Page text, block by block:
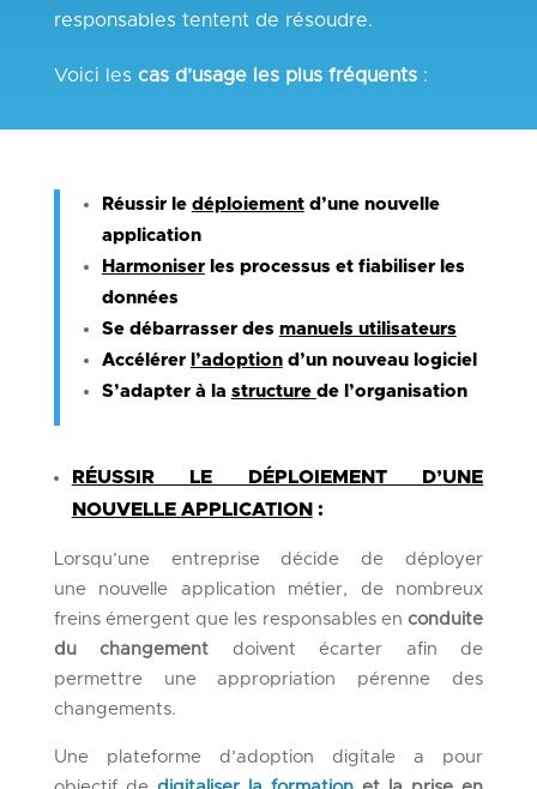
responsables tentent de résoudre.
Voici les cas d’usage les plus fréquents:
Réussir le déploiementd’une nouvelle
application
Harmoniserles processus et fiabiliser les
données
Se débarrasser des manuels utilisateurs
Accélérer l’adoptiond’un nouveau logiciel
S’adapter à la structure de l’organisation
RÉUSSIR LE DÉPLOIEMENT D’UNE
NOUVELLE APPLICATION :
Lorsqu’une entreprise décide de déployer
une nouvelle application métier, de nombreux
freins émergent que les responsables enconduite
du changement
doivent écarter afin de
permettre une appropriation pérenne des
changements.
Une plateforme d’adoption digitalea pour